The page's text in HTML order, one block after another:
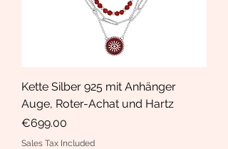
Kette Silber 925 mit Anhänger
Auge, Roter-Achat und Hartz
Price
€699.00
Sales Tax Included